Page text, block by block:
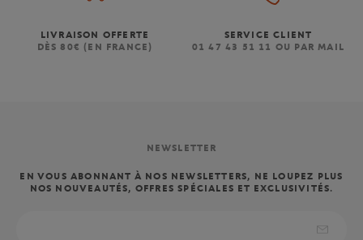
LIVRAISON OFFERTE
DÈS 80€ (EN FRANCE)
SERVICE CLIENT
01 47 43 51 11 OU PAR MAIL
NEWSLETTER
EN VOUS ABONNANT À NOS NEWSLETTERS, NE LOUPEZ PLUS
NOS NOUVEAUTÉS, OFFRES SPÉCIALES ET EXCLUSIVITÉS.